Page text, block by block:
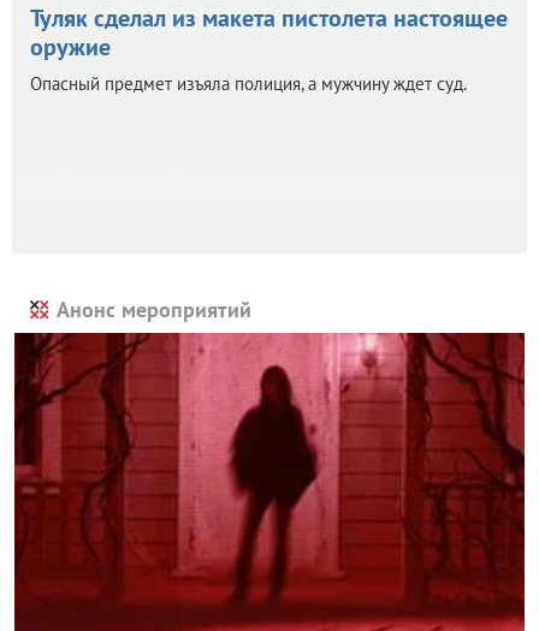
Туляк сделал из макета пистолета настоящее
оружие
Опасный предмет изъяла полиция, а мужчину ждет суд.
Анонс мероприятий